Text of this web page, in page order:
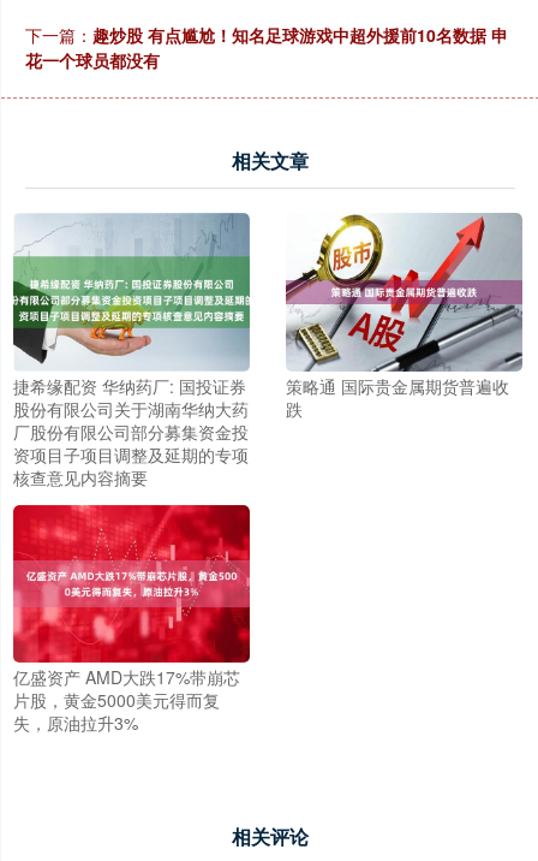
下一篇： 趣炒股 有点尴尬！知名足球游戏中超外援前10名数据 申
花一个球员都没有
相关文章
捷希缘配资 华纳药厂: 国投证券
股份有限公司关于湖南华纳大药
厂股份有限公司部分募集资金投
资项目子项目调整及延期的专项
核查意见内容摘要
策略通 国际贵金属期货普遍收
跌
亿盛资产 AMD大跌17%带崩芯
片股，黄金5000美元得而复
失，原油拉升3%
相关评论